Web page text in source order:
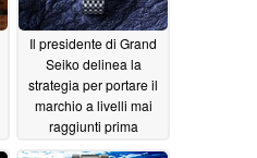
Il presidente di Grand
Seiko delinea la
strategia per portare il
marchio a livelli mai
raggiunti prima
06/11/2026